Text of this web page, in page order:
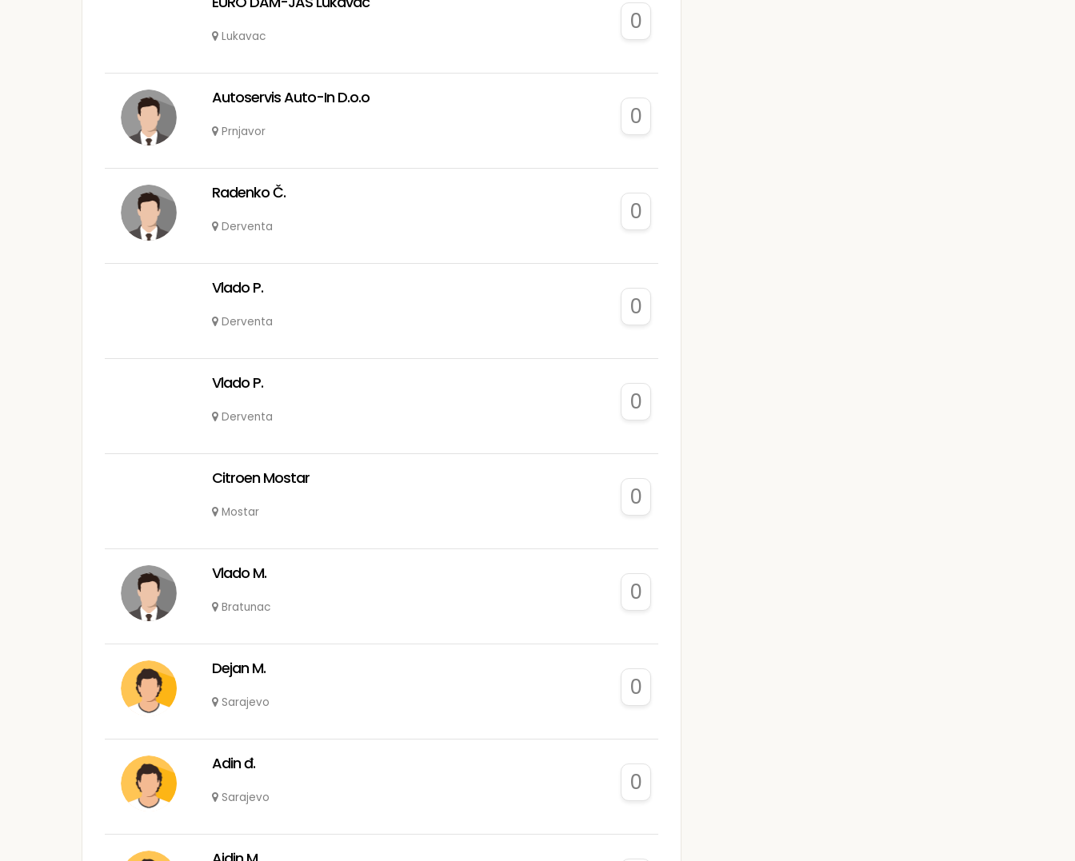
Lukavac
0
Autoservis Auto-In D.o.o
Prnjavor
0
Radenko Č.
Derventa
0
Vlado P.
Derventa
0
Vlado P.
Derventa
0
Citroen Mostar
Mostar
0
Vlado M.
Bratunac
0
Dejan M.
Sarajevo
0
Adin đ.
Sarajevo
0